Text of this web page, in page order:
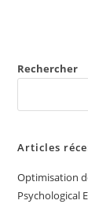
Rechercher
Articles
Optimisation
Psychological